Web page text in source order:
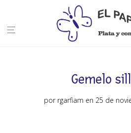
Gemelo
por rgarfiam en 25 de